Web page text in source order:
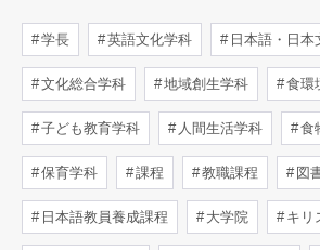
学長 英語文化学科 日本語・日本
文化総合学科 地域創生学科 食環
子ども教育学科 人間生活学科 食
保育学科 課程 教職課程 図
日本語教員養成課程 大学院 キリ